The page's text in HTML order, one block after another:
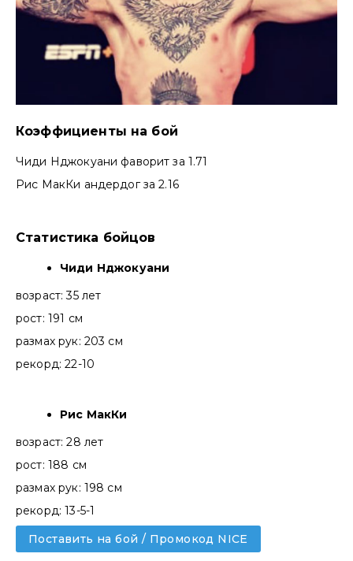
Коэффициенты на бой
Чиди Нджокуани фаворит за 1.71
Рис МакКи андердог за 2.16
Статистика бойцов
Чиди Нджокуани
возраст: 35 лет
рост: 191 см
размах рук: 203 см
рекорд: 22-10
Рис МакКи
возраст: 28 лет
рост: 188 см
размах рук: 198 см
рекорд: 13-5-1
Поставить на бой / Промокод NICE